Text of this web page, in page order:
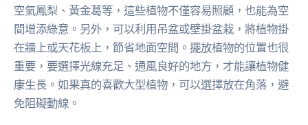
空氣鳳梨、黃金葛等，這些植物不僅容易照顧，也能為空
間增添綠意。另外，可以利用吊盆或壁掛盆栽，將植物掛
在牆上或天花板上，節省地面空間。擺放植物的位置也很
重要，要選擇光線充足、通風良好的地方，才能讓植物健
康生長。如果真的喜歡大型植物，可以選擇放在角落，避
免阻礙動線。